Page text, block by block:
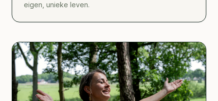
eigen, unieke leven.